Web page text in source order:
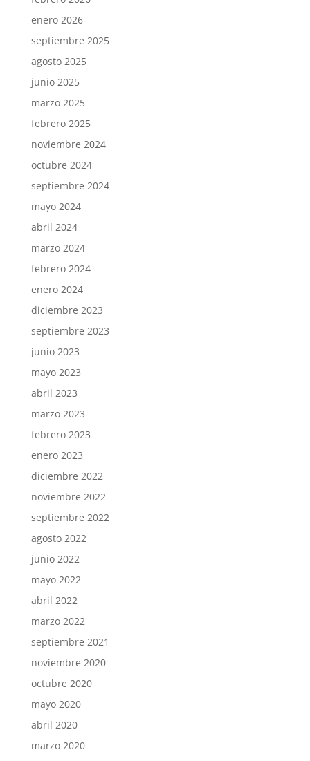
enero 2026
septiembre 2025
agosto 2025
junio 2025
marzo 2025
febrero 2025
noviembre 2024
octubre 2024
septiembre 2024
mayo 2024
abril 2024
marzo 2024
febrero 2024
enero 2024
diciembre 2023
septiembre 2023
junio 2023
mayo 2023
abril 2023
marzo 2023
febrero 2023
enero 2023
diciembre 2022
noviembre 2022
septiembre 2022
agosto 2022
junio 2022
mayo 2022
abril 2022
marzo 2022
septiembre 2021
noviembre 2020
octubre 2020
mayo 2020
abril 2020
marzo 2020